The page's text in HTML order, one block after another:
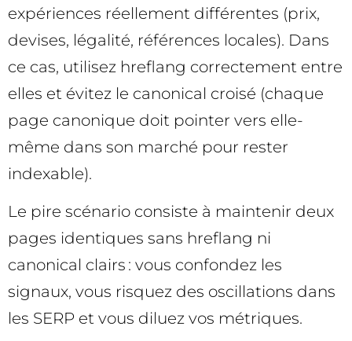
expériences réellement différentes (prix,
devises, légalité, références locales). Dans
ce cas, utilisez hreflang correctement entre
elles et évitez le canonical croisé (chaque
page canonique doit pointer vers elle-
même dans son marché pour rester
indexable).
Le pire scénario consiste à maintenir deux
pages identiques sans hreflang ni
canonical clairs : vous confondez les
signaux, vous risquez des oscillations dans
les SERP et vous diluez vos métriques.